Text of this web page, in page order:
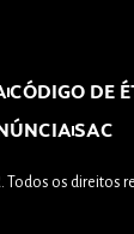
CÓDIGO DE
SAC
Todos os direitos